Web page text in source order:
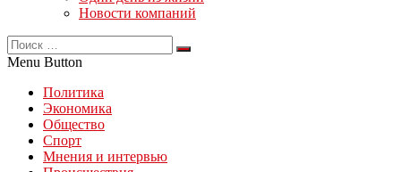
Новости компаний
Menu Button
Политика
Экономика
Общество
Спорт
Мнения и интервью